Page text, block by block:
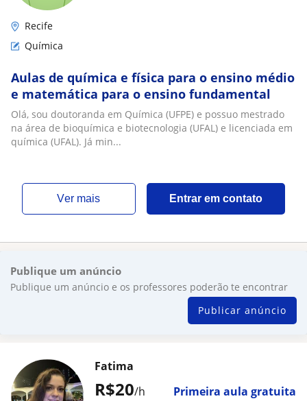
Recife
Química
Aulas de química e física para o ensino médio
e matemática para o ensino fundamental
Olá, sou doutoranda em Química (UFPE) e possuo mestrado
na área de bioquímica e biotecnologia (UFAL) e licenciada em
química (UFAL). Já min...
ver mais Entrar em contato
Publique um anúncio
Publique um anúncio e os professores poderão te encontrar
Publicar anúncio
R$20/h Primeira aula gratuita
Fatima